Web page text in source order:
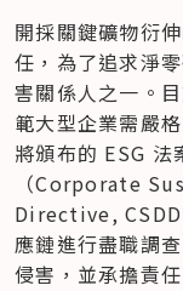
開採關鍵礦物衍
任，為了追求淨
害關係人之一。
範大型企業需嚴
將頒布的 ESG 法
（Corporate
Directive,
應鏈進行盡職調
侵害，並承擔責任